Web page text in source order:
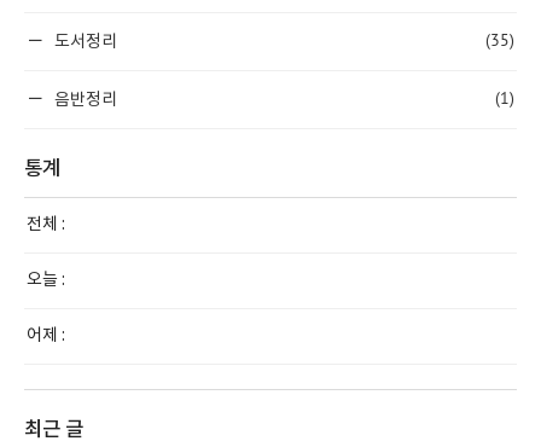
도서정리 (35)
음반정리 (1)
통계
전체 :
오늘 :
어제 :
최근 글